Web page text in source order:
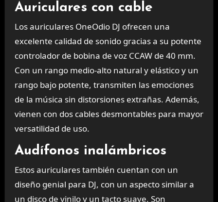
Auriculares con cable
Los auriculares OneOdio DJ ofrecen una
excelente calidad de sonido gracias a su potente
controlador de bobina de voz CCAW de 40 mm.
Con un rango medio-alto natural y elástico y un
rango bajo potente, transmiten las emociones
de la música sin distorsiones extrañas. Además,
vienen con dos cables desmontables para mayor
versatilidad de uso.
Audífonos inalámbricos
Estos auriculares también cuentan con un
diseño genial para DJ, con un aspecto similar a
un disco de vinilo y un tacto suave. Son